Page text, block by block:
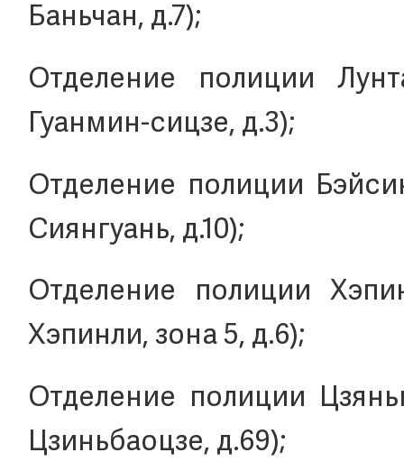
Баньчан, д.7);
Отделение полиции
Гуанмин-сицзе, д.3);
Отделение полиции
Сиянгуань, д.10);
Отделение полиции
Хэпинли, зона 5, д.6);
Отделение полиции
Цзиньбаоцзе, д.69);